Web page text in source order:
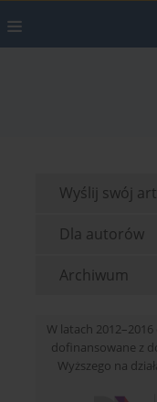
Wyślij swój
Dla autorów
Archiwum
W latach
dofinansowane z
Wyższego na